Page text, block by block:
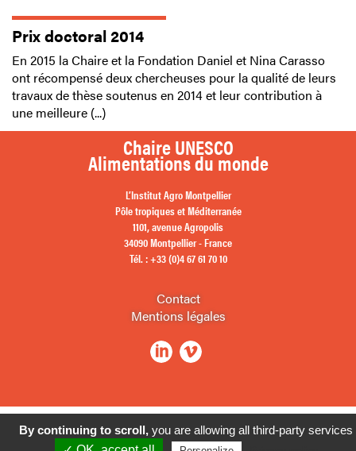
Prix doctoral 2014
En 2015 la Chaire et la Fondation Daniel et Nina Carasso
ont récompensé deux chercheuses pour la qualité de leurs
travaux de thèse soutenus en 2014 et leur contribution à
une meilleure (...)
Chaire UNESCO
Alimentations du monde
L’Institut Agro Montpellier
Pôle tropiques et Méditerranée
1101, avenue Agropolis
34090 Montpellier - France
Tél. : +33 (0)4 67 61 70 10
Contact
Mentions légales
By continuing to scroll, you are allowing all third-party services